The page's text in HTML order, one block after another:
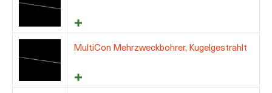
MultiCon Mehrzweckbohrer, Kugelgestrahlt